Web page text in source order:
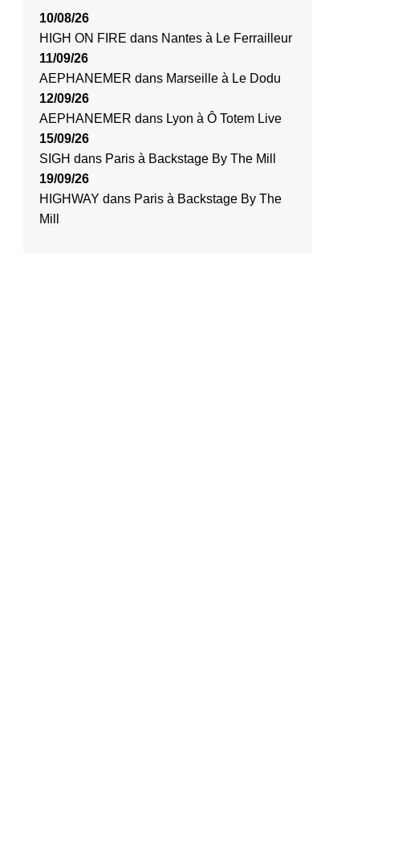
10/08/26
HIGH ON FIRE dans Nantes à Le Ferrailleur
11/09/26
AEPHANEMER dans Marseille à Le Dodu
12/09/26
AEPHANEMER dans Lyon à Ô Totem Live
15/09/26
SIGH dans Paris à Backstage By The Mill
19/09/26
HIGHWAY dans Paris à Backstage By The
Mill